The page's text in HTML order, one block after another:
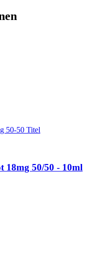
18mg 50/50 - 10ml